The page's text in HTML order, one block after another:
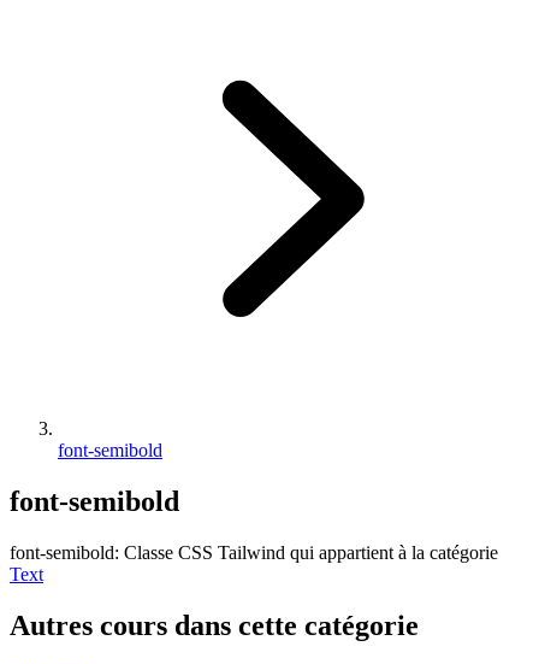
font-semibold
font-semibold
font-semibold: Classe CSS Tailwind qui appartient à la catégorie
Text
Autres cours dans cette catégorie